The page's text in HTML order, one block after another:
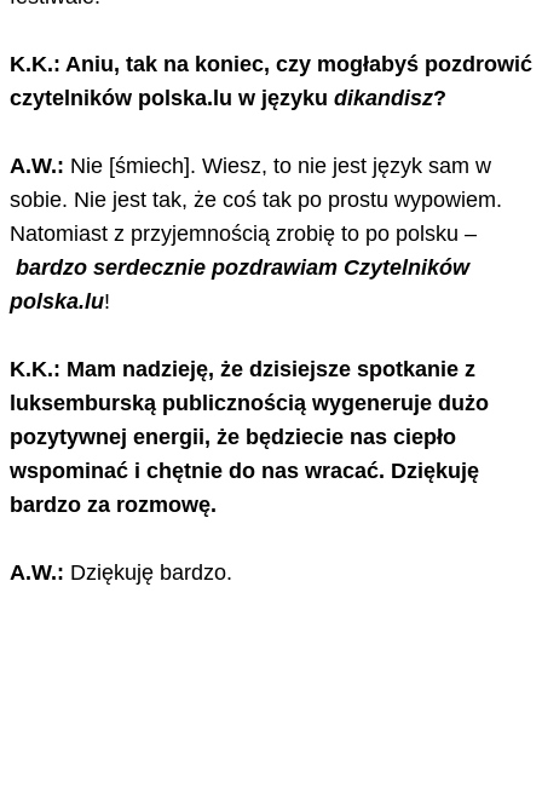
K.K.: Aniu, tak na koniec, czy mogłabyś pozdrowić
czytelników polska.lu w języku dikandisz?
A.W.: Nie [śmiech]. Wiesz, to nie jest język sam w
sobie. Nie jest tak, że coś tak po prostu wypowiem.
Natomiast z przyjemnością zrobię to po polsku –
bardzo serdecznie pozdrawiam Czytelników
polska.lu!
K.K.: Mam nadzieję, że dzisiejsze spotkanie z
luksemburską publicznością wygeneruje dużo
pozytywnej energii, że będziecie nas ciepło
wspominać i chętnie do nas wracać. Dziękuję
bardzo za rozmowę.
A.W.: Dziękuję bardzo.